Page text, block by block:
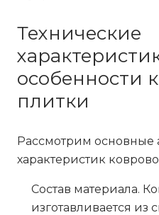
Технические
особенности
плитки
Рассмотрим основные
характеристик
Состав материала.
изготавливается из